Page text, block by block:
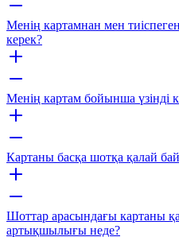
Менің картамнан мен
керек?
Менің картам бойынша үзінді
Картаны басқа шотқа қалай
Шоттар арасындағы картаны
артықшылығы неде?